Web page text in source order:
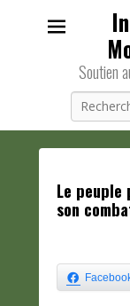
Soutien
Le
son